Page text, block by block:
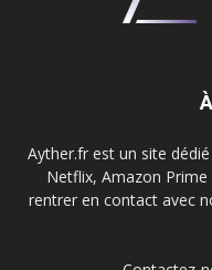
Ayther.fr est un site
Netflix, Amazon
rentrer en contact avec